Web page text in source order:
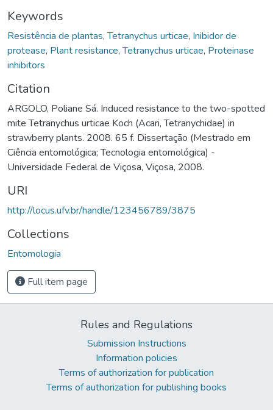
Keywords
Resistência de plantas,Tetranychus urticae, Inibidor de
protease, Plant resistance,Tetranychus urticae, Proteinase
inhibitors
Citation
ARGOLO, Poliane Sá. Induced resistance to the two-spotted
mite Tetranychus urticae Koch (Acari, Tetranychidae) in
strawberry plants. 2008. 65 f. Dissertação (Mestrado em
Ciência entomológica; Tecnologia entomológica) -
Universidade Federal de Viçosa, Viçosa, 2008.
URI
http://locus.ufv.br/handle/123456789/3875
Collections
Entomologia
Full item page
Rules and Regulations
Submission Instructions
Information policies
Terms of authorization for publication
Terms of authorization for publishing books